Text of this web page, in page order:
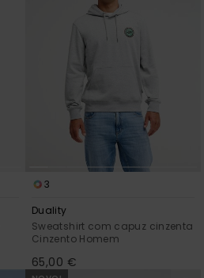
3
Duality
Sweatshirt com capuz cinzenta
Cinzento Homem
65,00 €